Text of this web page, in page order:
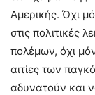
Αμερικής. Όχι
στις πολιτικές
πολέμων, όχι
αιτίες των
αδυνατούν και